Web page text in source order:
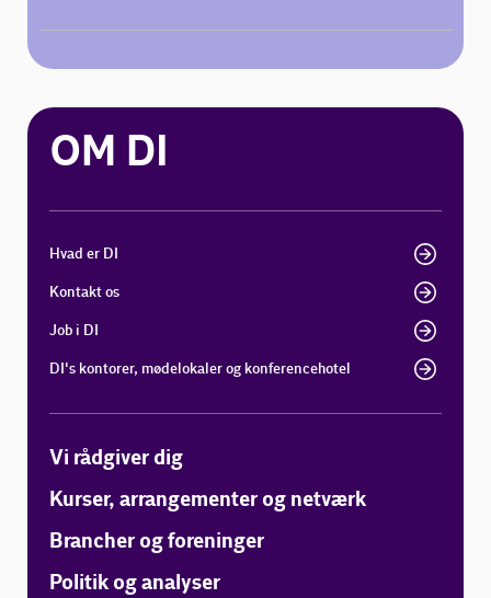
OM DI
Hvad er DI
Kontakt os
Job i DI
DI's kontorer, mødelokaler og konferencehotel
Vi rådgiver dig
Kurser, arrangementer og netværk
Brancher og foreninger
Politik og analyser